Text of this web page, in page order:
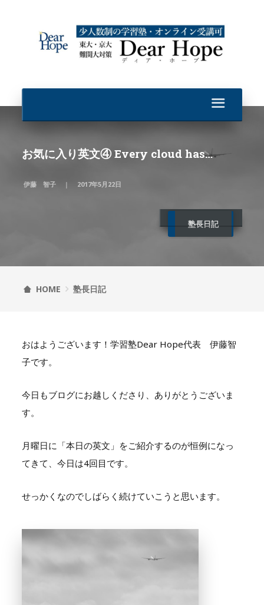
お気に入り英文④ Every cloud has…
伊藤 智子 2017年5月22日
塾長日記
HOME 塾長日記
おはようございます！学習塾Dear Hope代表 伊藤智
子です。
今日もブログにお越しくださり、ありがとうございま
す。
月曜日に「本日の英文」をご紹介するのが恒例になっ
てきて、今日は4回目です。
せっかくなのでしばらく続けていこうと思います。